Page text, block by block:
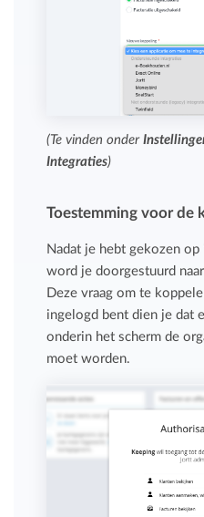
(Te vinden onder
Integraties)
Toestemming voor de
Nadat je hebt gekozen
word je doorgestuurd
Deze vraag om te
ingelogd bent dien je dat
onderin het scherm de
moet worden.